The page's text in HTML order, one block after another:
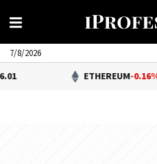
7/8/2026
ETHEREUM-0.16%$1,896.63